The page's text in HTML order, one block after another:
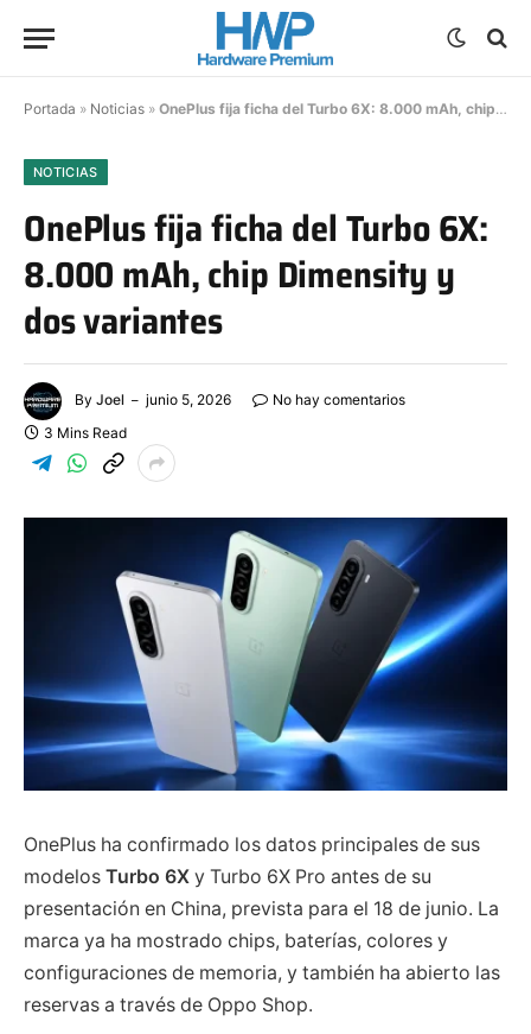
Portada » Noticias » OnePlus fija ficha del Turbo 6X: 8.000 mAh, chip Dimensity y dos variantes
NOTICIAS
OnePlus fija ficha del Turbo 6X:
8.000 mAh, chip Dimensity y
dos variantes
By Joel junio 5, 2026
No hay comentarios
3 Mins Read
OnePlus ha confirmado los datos principales de sus
modelos Turbo 6X y Turbo 6X Pro antes de su
presentación en China, prevista para el 18 de junio. La
marca ya ha mostrado chips, baterías, colores y
configuraciones de memoria, y también ha abierto las
reservas a través de Oppo Shop.